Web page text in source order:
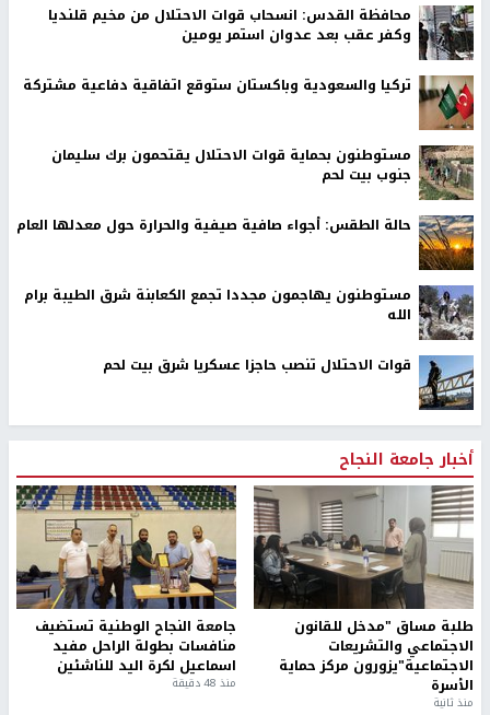
محافظة القدس: انسحاب قوات الاحتلال من مخيم قلنديا
وكفر عقب بعد عدوان استمر يومين
تركيا والسعودية وباكستان ستوقع اتفاقية دفاعية مشتركة
مستوطنون بحماية قوات الاحتلال يقتحمون برك سليمان
جنوب بيت لحم
حالة الطقس: أجواء صافية صيفية والحرارة حول معدلها العام
مستوطنون يهاجمون مجددا تجمع الكعابنة شرق الطيبة برام
الله
قوات الاحتلال تنصب حاجزا عسكريا شرق بيت لحم
أخبار جامعة النجاح
طلبة مساق "مدخل للقانون
الاجتماعي والتشريعات
الاجتماعية"يزورون مركز حماية
الأسرة
منذ ثانية
جامعة النجاح الوطنية تستضيف
منافسات بطولة الراحل مفيد
اسماعيل لكرة اليد للناشئين
منذ 48 دقيقة